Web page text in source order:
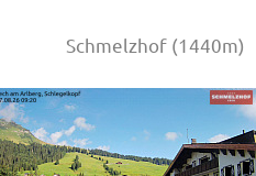
Schmelzhof (1440m)